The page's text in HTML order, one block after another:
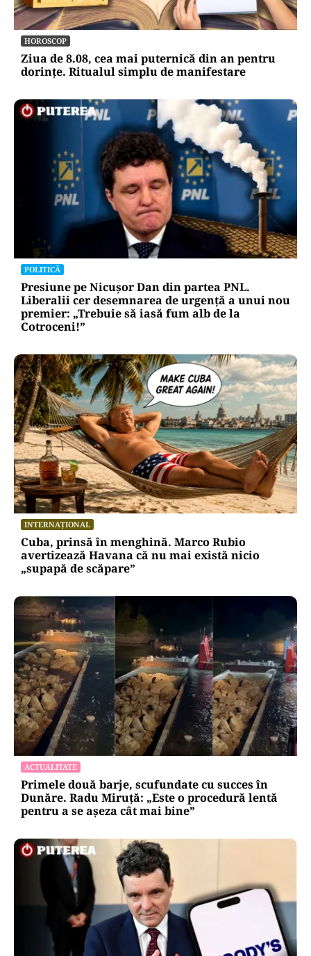
HOROSCOP
Ziua de 8.08, cea mai puternică din an pentru
dorințe. Ritualul simplu de manifestare
POLITICĂ
Presiune pe Nicușor Dan din partea PNL.
Liberalii cer desemnarea de urgență a unui nou
premier: „Trebuie să iasă fum alb de la
Cotroceni!”
INTERNAȚIONAL
Cuba, prinsă în menghină. Marco Rubio
avertizează Havana că nu mai există nicio
„supapă de scăpare”
ACTUALITATE
Primele două barje, scufundate cu succes în
Dunăre. Radu Miruță: „Este o procedură lentă
pentru a se așeza cât mai bine”